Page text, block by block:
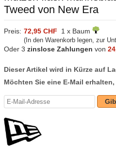
Tweed von New Era
Preis: 72,95 CHF 1 x Baum
(In den Warenkorb legen, zur
Oder 3 zinslose Zahlungen von
Dieser Artikel wird in Kürze auf
Möchten Sie eine E-Mail